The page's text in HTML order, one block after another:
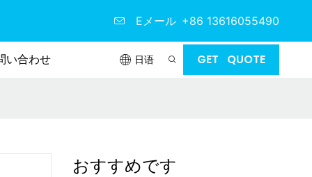
Eメール +86 13616055490
い合わせ 日语 GET QUOTE
おすすめです